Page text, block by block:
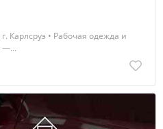
Карлсруэ • Рабочая одежда и
—...